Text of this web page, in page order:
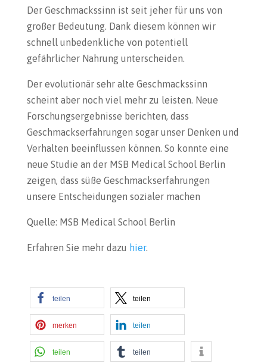
Der Geschmackssinn ist seit jeher für uns von
großer Bedeutung. Dank diesem können wir
schnell unbedenkliche von potentiell
gefährlicher Nahrung unterscheiden.
Der evolutionär sehr alte Geschmackssinn
scheint aber noch viel mehr zu leisten. Neue
Forschungsergebnisse berichten, dass
Geschmackserfahrungen sogar unser Denken und
Verhalten beeinflussen können. So konnte eine
neue Studie an der MSB Medical School Berlin
zeigen, dass süße Geschmackserfahrungen
unsere Entscheidungen sozialer machen
Quelle: MSB Medical School Berlin
Erfahren Sie mehr dazu hier.
teilen teilen
merken teilen
teilen teilen